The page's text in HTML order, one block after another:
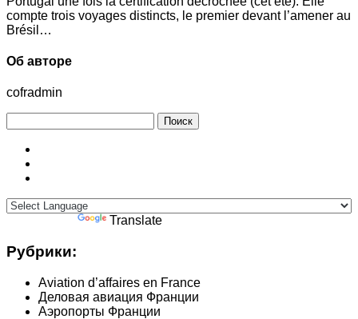
compte trois voyages distincts, le premier devant l’amener au
Brésil…
Об авторе
cofradmin
Translate
Рубрики:
Aviation d’affaires en France
Деловая авиация Франции
Аэропорты Франции